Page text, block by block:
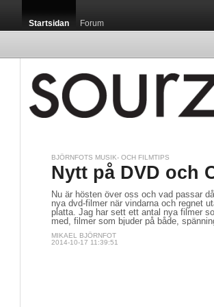
Startsidan Forum
BJÖRNFOTS MUSIK- OCH FILMTIPS
Nytt på DVD och
Nu är hösten över oss och vad passar
nya dvd-filmer när vindarna och regnet
platta. Jag har sett ett antal nya filmer
med, filmer som bjuder på både,
MIKAEL BJÖRNFOT
2014-10-17 11:39:51